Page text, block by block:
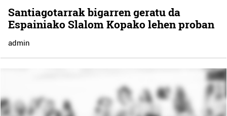
Santiagotarrak bigarren geratu da
Espainiako Slalom Kopako lehen proban
admin